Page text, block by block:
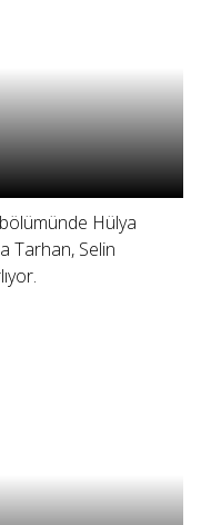
Hülya
Tarhan, Selin